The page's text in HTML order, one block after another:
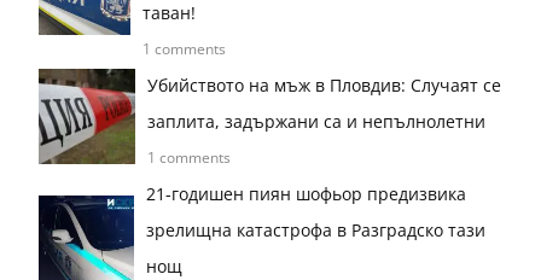
таван!
1 comments
Убийството на мъж в Пловдив: Случаят се
заплита, задържани са и непълнолетни
1 comments
21-годишен пиян шофьор предизвика
зрелищна катастрофа в Разградско тази
нощ